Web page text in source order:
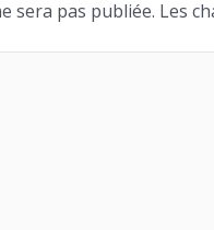
sera pas publiée. Les